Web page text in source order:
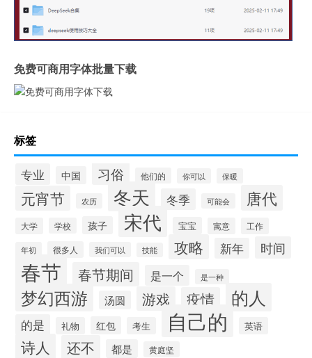
免费可商用字体批量下载
标签
专业 中国 习俗 他们的 你可以 保暖
元宵节 农历 冬天 冬季 可能会 唐代
大学 学校 孩子 宋代 宝宝 寓意 工作
年初 很多人 我们可以 技能 攻略 新年 时间
春节 春节期间 是一个 是一种
梦幻西游 汤圆 游戏 疫情 的人
的是 礼物 红包 考生 自己的 英语
诗人 还不 都是 黄庭坚